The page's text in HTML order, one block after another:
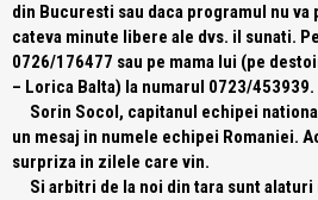
din Bucuresti sau daca programul nu
cateva minute libere ale dvs. il sunati.
0726/176477 sau pe mama lui (pe
– Lorica Balta) la numarul 0723/453939.
Sorin Socol, capitanul echipei
un mesaj in numele echipei Romaniei.
surpriza in zilele care vin.
Si arbitri de la noi din tara sunt alaturi